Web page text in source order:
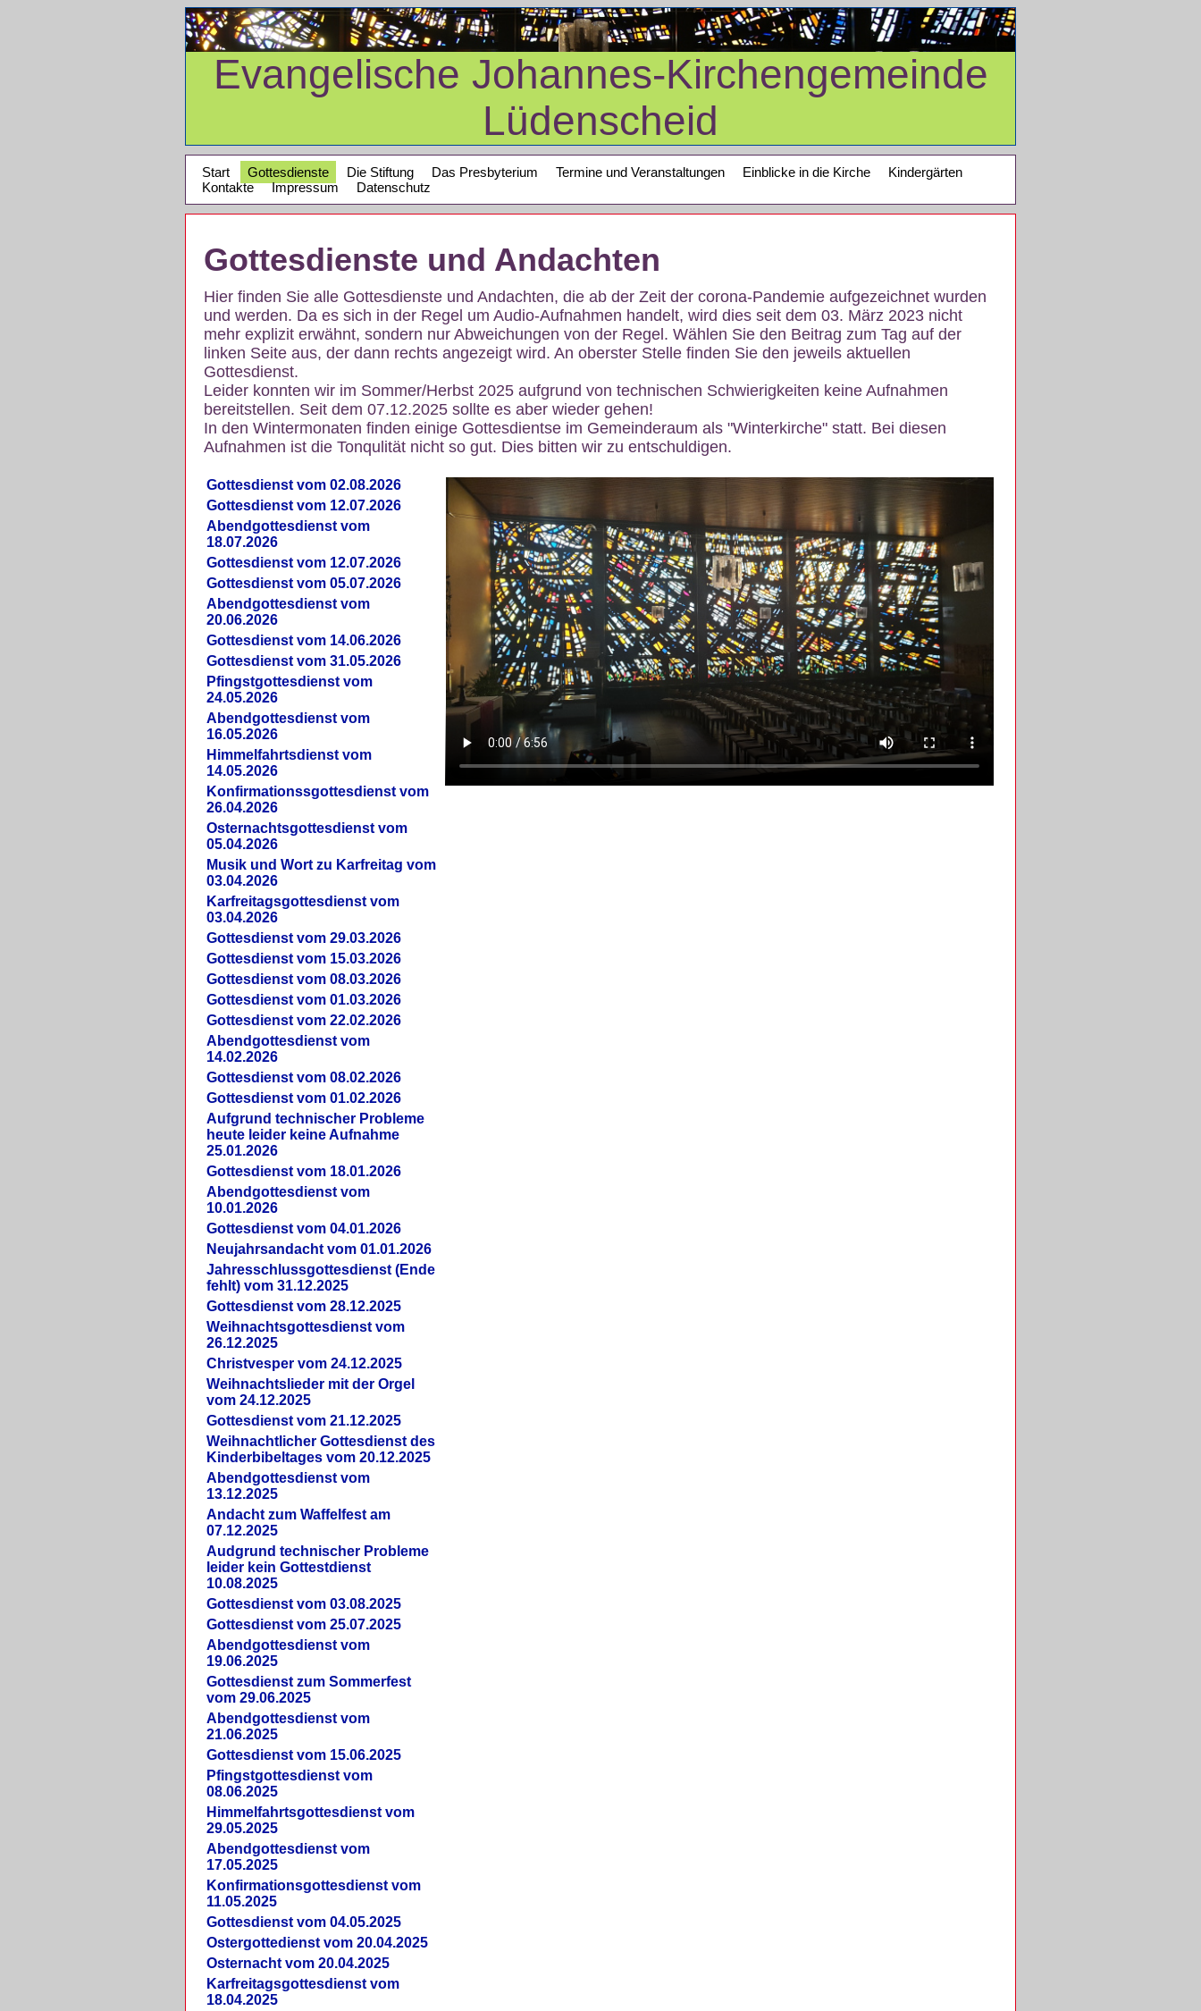
Evangelische Johannes-Kirchengemeinde
Lüdenscheid
Start Gottesdienste Die Stiftung Das Presbyterium Termine und Veranstaltungen Einblicke in die Kirche
Kindergärten
Kontakte
Impressum Datenschutz
Gottesdienste und Andachten
Hier finden Sie alle Gottesdienste und Andachten, die ab der Zeit der corona-Pandemie aufgezeichnet wurden
und werden. Da es sich in der Regel um Audio-Aufnahmen handelt, wird dies seit dem 03. März 2023 nicht
mehr explizit erwähnt, sondern nur Abweichungen von der Regel. Wählen Sie den Beitrag zum Tag auf der
linken Seite aus, der dann rechts angezeigt wird. An oberster Stelle finden Sie den jeweils aktuellen
Gottesdienst.
Leider konnten wir im Sommer/Herbst 2025 aufgrund von technischen Schwierigkeiten keine Aufnahmen
bereitstellen. Seit dem 07.12.2025 sollte es aber wieder gehen!
In den Wintermonaten finden einige Gottesdientse im Gemeinderaum als "Winterkirche" statt. Bei diesen
Aufnahmen ist die Tonqulität nicht so gut. Dies bitten wir zu entschuldigen.
Gottesdienst vom 02.08.2026
Gottesdienst vom 12.07.2026
Abendgottesdienst vom
18.07.2026
Gottesdienst vom 12.07.2026
Gottesdienst vom 05.07.2026
Abendgottesdienst vom
20.06.2026
Gottesdienst vom 14.06.2026
Gottesdienst vom 31.05.2026
Pfingstgottesdienst vom
24.05.2026
Abendgottesdienst vom
16.05.2026
Himmelfahrtsdienst vom
14.05.2026
Konfirmationssgottesdienst vom
26.04.2026
Osternachtsgottesdienst vom
05.04.2026
Musik und Wort zu Karfreitag vom
03.04.2026
Karfreitagsgottesdienst vom
03.04.2026
Gottesdienst vom 29.03.2026
Gottesdienst vom 15.03.2026
Gottesdienst vom 08.03.2026
Gottesdienst vom 01.03.2026
Gottesdienst vom 22.02.2026
Abendgottesdienst vom
14.02.2026
Gottesdienst vom 08.02.2026
Gottesdienst vom 01.02.2026
Aufgrund technischer Probleme
heute leider keine Aufnahme
25.01.2026
Gottesdienst vom 18.01.2026
Abendgottesdienst vom
10.01.2026
Gottesdienst vom 04.01.2026
Neujahrsandacht vom 01.01.2026
Jahresschlussgottesdienst (Ende
fehlt) vom 31.12.2025
Gottesdienst vom 28.12.2025
Weihnachtsgottesdienst vom
26.12.2025
Christvesper vom 24.12.2025
Weihnachtslieder mit der Orgel
vom 24.12.2025
Gottesdienst vom 21.12.2025
Weihnachtlicher Gottesdienst des
Kinderbibeltages vom 20.12.2025
Abendgottesdienst vom
13.12.2025
Andacht zum Waffelfest am
07.12.2025
Audgrund technischer Probleme
leider kein Gottestdienst
10.08.2025
Gottesdienst vom 03.08.2025
Gottesdienst vom 25.07.2025
Abendgottesdienst vom
19.06.2025
Gottesdienst zum Sommerfest
vom 29.06.2025
Abendgottesdienst vom
21.06.2025
Gottesdienst vom 15.06.2025
Pfingstgottesdienst vom
08.06.2025
Himmelfahrtsgottesdienst vom
29.05.2025
Abendgottesdienst vom
17.05.2025
Konfirmationsgottesdienst vom
11.05.2025
Gottesdienst vom 04.05.2025
Ostergottedienst vom 20.04.2025
Osternacht vom 20.04.2025
Karfreitagsgottesdienst vom
18.04.2025